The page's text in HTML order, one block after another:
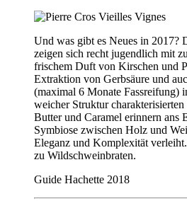
Und was gibt es Neues in 2017?
zeigen sich recht jugendlich mit
frischem Duft von Kirschen und
Extraktion von Gerbsäure und
(maximal 6 Monate Fassreifung)
weicher Struktur
Butter und Caramel erinnern ans
Symbiose zwischen Holz und
Eleganz und Komplexität
zu Wildschweinbraten.
Guide Hachette 2018